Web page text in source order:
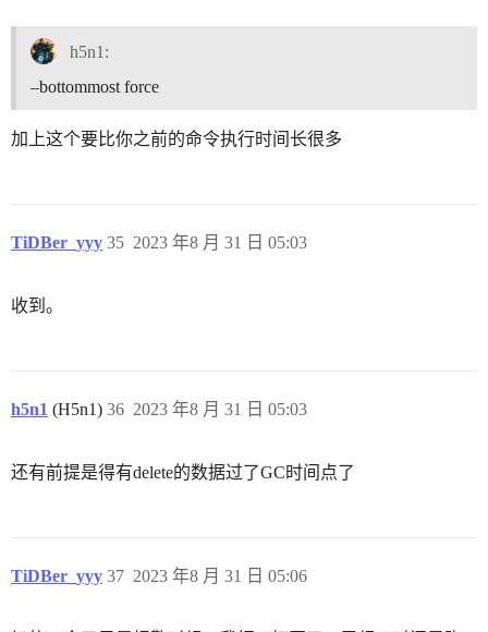
h5n1:
–bottommost force
加上这个要比你之前的命令执行时间长很多
TiDBer_yyy 2023 年8 月 31 日 05:03
35
收到。
h5n1 (H5n1) 2023 年8 月 31 日 05:03
36
还有前提是得有delete的数据过了GC时间点了
TiDBer_yyy 2023 年8 月 31 日 05:06
37